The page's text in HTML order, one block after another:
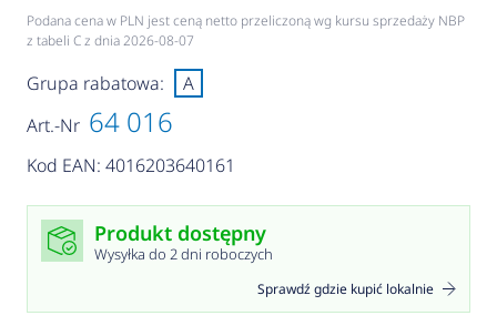
Podana cena w PLN jest ceną netto przeliczoną wg kursu sprzedaży NBP
z tabeli C z dnia 2026-08-07
Art.-Nr 64 016
Kod EAN: 4016203640161
Grupa rabatowa: A
Produkt dostępny
Wysyłka do 2 dni roboczych
Sprawdź gdzie kupić lokalnie